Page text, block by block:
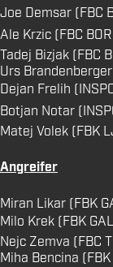
Joe Demsar (FBC
Ale Krzic (FBC
Tadej Bizjak (FBC
Urs
Dejan Frelih
Botjan Notar
Matej Volek (FBK
Angreifer
Miran Likar (FBK
Milo Krek (FBK
Nejc Zemva (FBC
Miha Bencina